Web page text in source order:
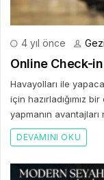
4 yıl önce
Online Check-
Havayolları ile
için hazırladığımız
yapmanın avantajları
DEVAMINI OKU